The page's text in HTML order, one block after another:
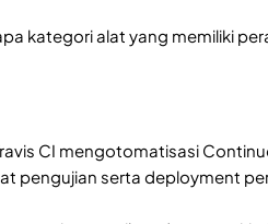
kategori alat yang memiliki
CI mengotomatisasi
pengujian serta deployment